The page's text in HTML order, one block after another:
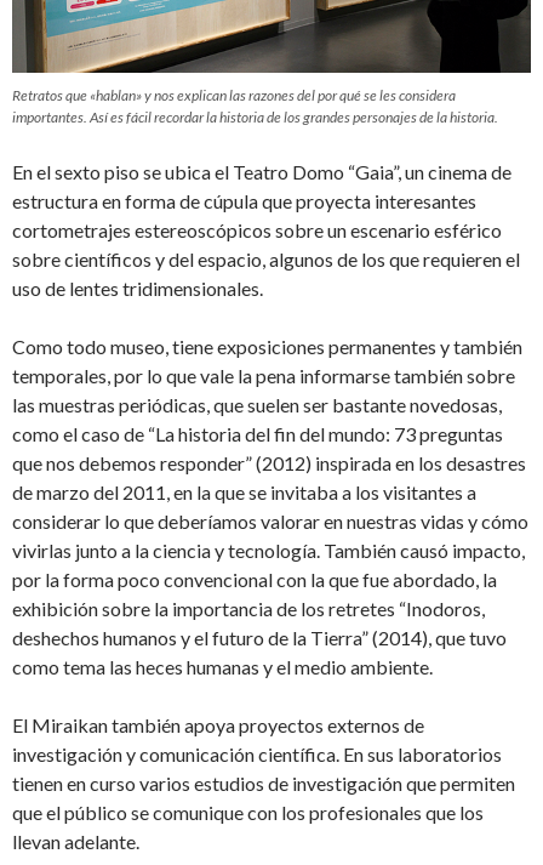
Retratos que «hablan» y nos explican las razones del por qué se les considera
importantes. Así es fácil recordar la historia de los grandes personajes de la historia.
En el sexto piso se ubica el Teatro Domo “Gaia”, un cinema de
estructura en forma de cúpula que proyecta interesantes
cortometrajes estereoscópicos sobre un escenario esférico
sobre científicos y del espacio, algunos de los que requieren el
uso de lentes tridimensionales.
Como todo museo, tiene exposiciones permanentes y también
temporales, por lo que vale la pena informarse también sobre
las muestras periódicas, que suelen ser bastante novedosas,
como el caso de “La historia del fin del mundo: 73 preguntas
que nos debemos responder” (2012) inspirada en los desastres
de marzo del 2011, en la que se invitaba a los visitantes a
considerar lo que deberíamos valorar en nuestras vidas y cómo
vivirlas junto a la ciencia y tecnología. También causó impacto,
por la forma poco convencional con la que fue abordado, la
exhibición sobre la importancia de los retretes “Inodoros,
deshechos humanos y el futuro de la Tierra” (2014), que tuvo
como tema las heces humanas y el medio ambiente.
El Miraikan también apoya proyectos externos de
investigación y comunicación científica. En sus laboratorios
tienen en curso varios estudios de investigación que permiten
que el público se comunique con los profesionales que los
llevan adelante.